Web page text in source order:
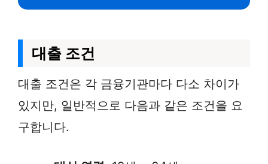
대출 조건
대출 조건은 각 금융기관마다 다소 차이가
있지만, 일반적으로 다음과 같은 조건을 요
구합니다.